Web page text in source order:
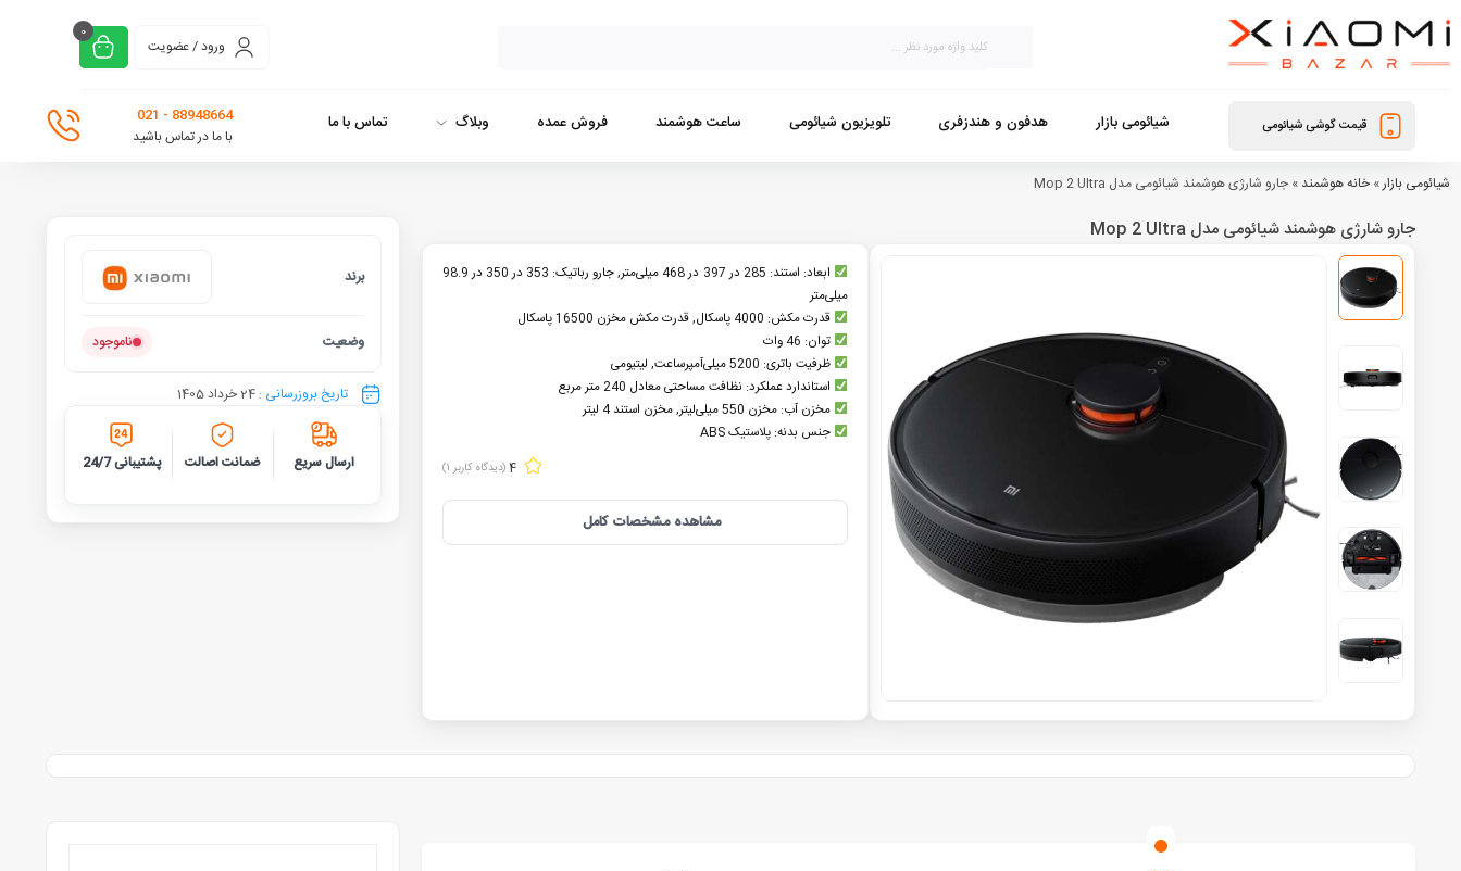
ورود / عضویت
0
قیمت گوشی شیائومی شیائومی بازار هدفون و هندزفری تلویزیون شیائومی ساعت هوشمند فروش عمده وبلاگ تماس با ما
88948664 - 021
با ما در تماس باشید
شیائومی بازار» خانه هوشمند » جارو شارژی هوشمند شیائومی مدل Mop 2 Ultra
جارو شارژی هوشمند شیائومی مدل Mop 2 Ultra
ابعاد: استند: 285 در 397 در 468 میلی‌متر, جارو رباتیک: 353 در 350 در 98.9
میلی‌متر
قدرت مکش: 4000 پاسکال, قدرت مکش مخزن 16500 پاسکال
توان: 46 وات
ظرفیت باتری: 5200 میلی‌آمپرساعت, لیتیومی
استاندارد عملکرد: نظافت مساحتی معادل 240 متر مربع
مخزن آب: مخزن 550 میلی‌لیتر, مخزن استند 4 لیتر
جنس بدنه: پلاستیک ABS
4 (دیدگاه کاربر 1
)
مشاهده مشخصات کامل
برند
وضعیت ناموجود
تاریخ بروزرسانی :24 خرداد 1405
ارسال سریع ضمانت اصالت پشتیبانی 24/7